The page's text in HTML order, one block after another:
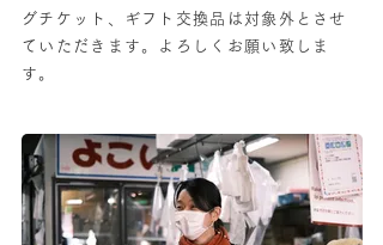
グチケット、ギフト交換品は対象外とさせ
ていただきます。よろしくお願い致しま
す。